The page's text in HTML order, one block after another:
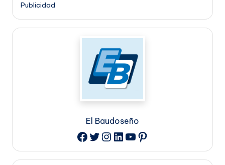
Publicidad
El Baudoseño
Facebook
Twitter
Instagram
LinkedIn
YouTube
Pinterest